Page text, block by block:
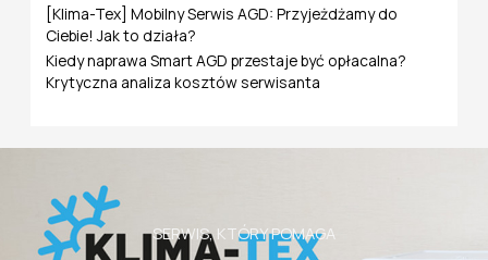
[Klima-Tex] Mobilny Serwis AGD: Przyjeżdżamy do
Ciebie! Jak to działa?
Kiedy naprawa Smart AGD przestaje być opłacalna?
Krytyczna analiza kosztów serwisanta
SERWIS, KTÓRY POMAGA